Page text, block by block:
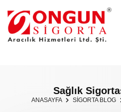
Sağlık
ANASAYFA SİGORTA BLOG